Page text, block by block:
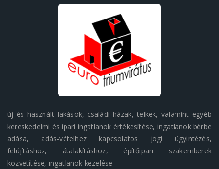
új és használt lakások, családi házak, telkek, valamint egyéb
kereskedelmi és ipari ingatlanok értékesítése, ingatlanok bérbe
adása, adás-vételhez kapcsolatos jogi ügyintézés,
felújításhoz, átalakításhoz, építőipari szakemberek
közvetítése, ingatlanok kezelése